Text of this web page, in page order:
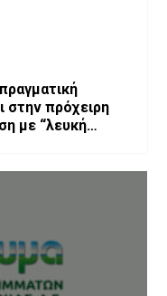
στην πρόχειρη
με “λευκή